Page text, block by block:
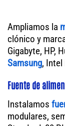
Ampliamos la
clónico y
Gigabyte, HP,
Samsung, Intel
Fuente de
Instalamos
modulares,